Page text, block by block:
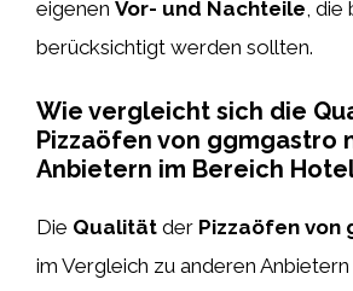
eigenen Vor- und Nachteile ,
berücksichtigt werden sollten.
Wie vergleicht sich die
Pizzaöfen von ggmgastro
Anbietern im Bereich
Die Qualität der Pizzaöfen von
im Vergleich zu anderen